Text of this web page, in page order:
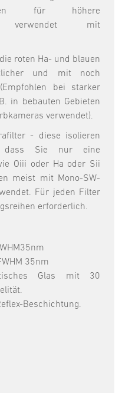
für höhere
verwendet mit
roten Ha- und blauen
und mit noch
bei starker
in bebauten Gebieten
verwendet).
- diese isolieren
dass Sie nur eine
Oiii oder Ha oder Sii
meist mit Mono-SW-
Für jeden Filter
erforderlich.
35nm
Glas mit 30
Beschichtung.